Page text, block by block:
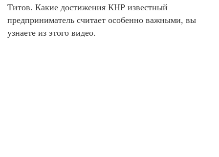
Титов. Какие достижения КНР известный
предприниматель считает особенно важными, вы
узнаете из этого видео.